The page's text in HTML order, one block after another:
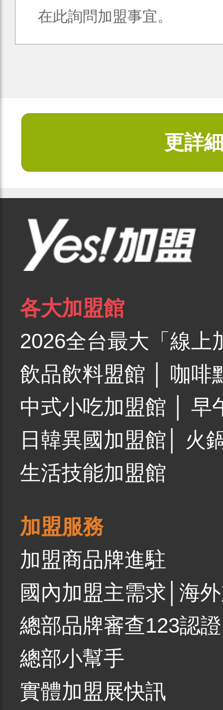
在此詢問加盟事宜。
更詳
各大加盟館
2026全台最大「線上
飲品飲料盟館
咖啡
中式小吃加盟館
早
日韓異國加盟館
火
生活技能加盟館
加盟服務
加盟商品牌進駐
國內加盟主需求 海
總部品牌審查123認證
總部小幫手
實體加盟展快訊